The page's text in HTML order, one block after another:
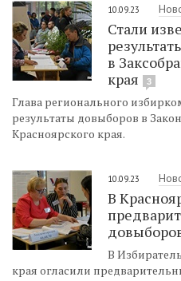
10.09.23
Стали
в
края
3
Глава регионального
результаты довыборов в
Красноярского края.
10.09.23
В
В
края огласили